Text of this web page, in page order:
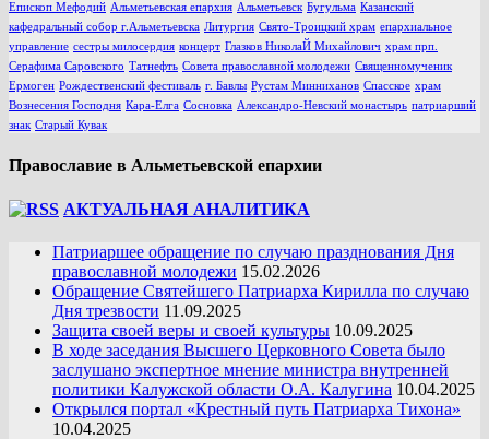
Епископ Мефодий Альметьевская епархия Альметьевск Бугульма Казанский
кафедральный собор г.Альметьевска Литургия Свято-Троицкий храм епархиальное
управление сестры милосердия концерт Глазков НиколаЙ Михайлович храм прп.
Серафима Саровского Татнефть Совета православной молодежи Священномученик
Ермоген Рождественский фестиваль г. Бавлы Рустам Минниханов Спасское храм
Вознесения Господня Кара-Елга Сосновка Александро-Невский монастырь патриарший
знак Старый Кувак
Православие в Альметьевской епархии
АКТУАЛЬНАЯ АНАЛИТИКА
Патриаршее обращение по случаю празднования Дня
православной молодежи 15.02.2026
Обращение Святейшего Патриарха Кирилла по случаю
Дня трезвости 11.09.2025
Защита своей веры и своей культуры 10.09.2025
В ходе заседания Высшего Церковного Совета было
заслушано экспертное мнение министра внутренней
политики Калужской области О.А. Калугина 10.04.2025
Открылся портал «Крестный путь Патриарха Тихона»
10.04.2025